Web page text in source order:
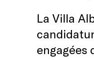
La Villa
engagées